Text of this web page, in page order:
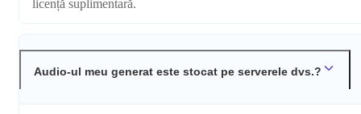
licență suplimentară.
Audio-ul meu generat este stocat pe serverele dvs.?